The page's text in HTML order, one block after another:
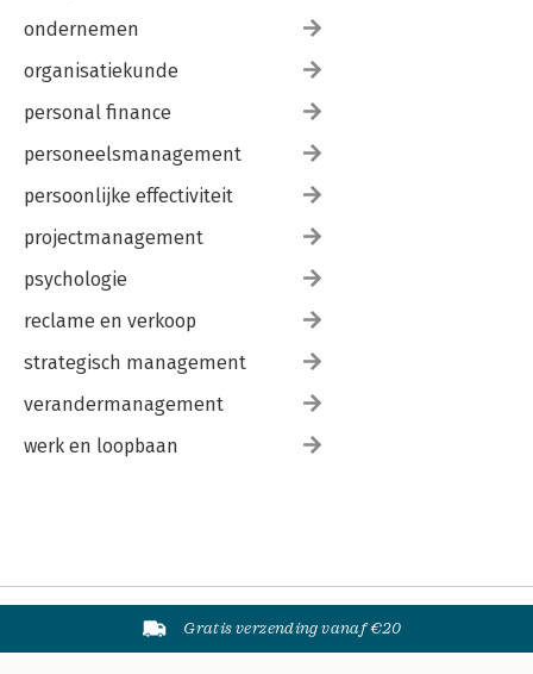
ondernemen
organisatiekunde
personal finance
personeelsmanagement
persoonlijke effectiviteit
projectmanagement
psychologie
reclame en verkoop
strategisch management
verandermanagement
werk en loopbaan
Gratis verzending vanaf €20